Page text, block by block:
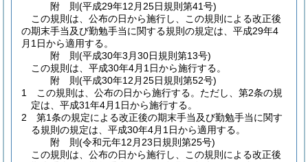
附 則(平成29年12月25日規則第41号)
この規則は、公布の日から施行し、この規則による改正後
の期末手当及び勤勉手当に関する規則の規定は、平成29年4
月1日から適用する。
附 則(平成30年3月30日規則第13号)
この規則は、平成30年4月1日から施行する。
附 則(平成30年12月25日規則第52号)
1
この規則は、公布の日から施行する。 ただし、第2条の規
定は、平成31年4月1日から施行する。
2
第1条の規定による改正後の期末手当及び勤勉手当に関す
る規則の規定は、平成30年4月1日から適用する。
附 則(令和元年12月23日規則第25号)
この規則は、公布の日から施行し、この規則による改正後